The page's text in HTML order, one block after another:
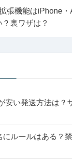
張機能はiPhone
裏ワザは？
安い発送方法は？
にルールはある？